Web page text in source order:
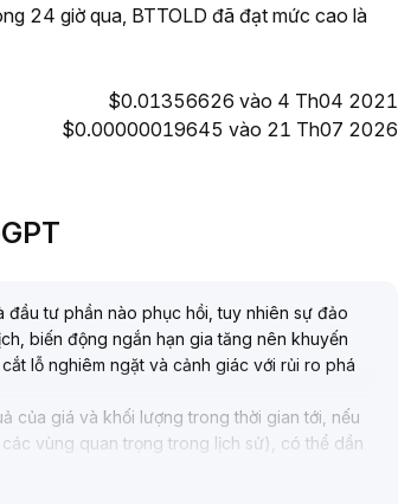
24 giờ qua, BTTOLD đã đạt mức cao là
$0.01356626 vào 4 Th04 2021
$0.00000019645 vào 21 Th07 2026
đầu tư phần nào phục hồi, tuy nhiên sự đảo
biến động ngắn hạn gia tăng nên khuyến
lỗ nghiêm ngặt và cảnh giác với rủi ro phá
của giá và khối lượng trong thời gian tới, nếu
vùng quan trọng trong lịch sử), có thể dần